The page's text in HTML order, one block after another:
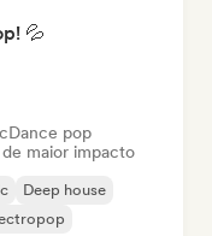
💦
Dance pop
maior impacto
Deep house